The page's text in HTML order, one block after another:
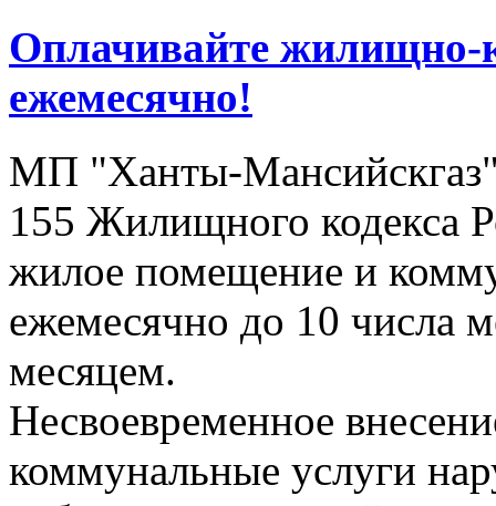
Оплачивайте жилищно-
ежемесячно!
МП "Ханты-Мансийскгаз"
155 Жилищного кодекса
жилое помещение и
ежемесячно до 10 числа
месяцем.
Несвоевременное
коммунальные услуги